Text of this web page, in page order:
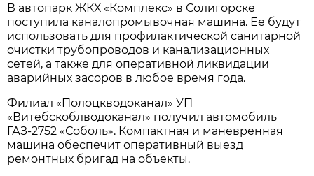
В автопарк ЖКХ «Комплекс» в Солигорске
поступила каналопромывочная машина. Ее будут
использовать для профилактической санитарной
очистки трубопроводов и канализационных
сетей, а также для оперативной ликвидации
аварийных засоров в любое время года.
Филиал «Полоцкводоканал» УП
«Витебскоблводоканал» получил автомобиль
ГАЗ-2752 «Соболь». Компактная и маневренная
машина обеспечит оперативный выезд
ремонтных бригад на объекты.